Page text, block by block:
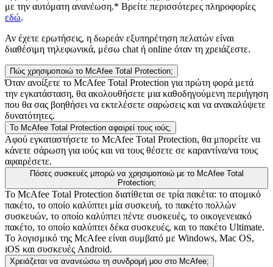
με την αυτόματη ανανέωση.* Βρείτε περισσότερες πληροφορίες
εδώ.
Αν έχετε ερωτήσεις, η δωρεάν εξυπηρέτηση πελατών είναι
διαθέσιμη τηλεφωνικά, μέσω chat ή online όταν τη χρειάζεστε.
Πώς χρησιμοποιώ το McAfee Total Protection;
Όταν ανοίξετε το McAfee Total Protection για πρώτη φορά μετά
την εγκατάσταση, θα ακολουθήσετε μια καθοδηγούμενη περιήγηση
που θα σας βοηθήσει να εκτελέσετε σαρώσεις και να ανακαλύψετε
δυνατότητες.
Το McAfee Total Protection αφαιρεί τους ιούς;
Αφού εγκαταστήσετε το McAfee Total Protection, θα μπορείτε να
κάνετε σάρωση για ιούς και να τους θέσετε σε καραντίνα/να τους
αφαιρέσετε.
Πόσες συσκευές μπορώ να χρησιμοποιώ με το McAfee Total
Protection;
Το McAfee Total Protection διατίθεται σε τρία πακέτα: το ατομικό
πακέτο, το οποίο καλύπτει μία συσκευή, το πακέτο πολλών
συσκευών, το οποίο καλύπτει πέντε συσκευές, το οικογενειακό
πακέτο, το οποίο καλύπτει δέκα συσκευές, και το πακέτο Ultimate.
Το λογισμικό της McAfee είναι συμβατό με Windows, Mac OS,
iOS και συσκευές Android.
Χρειάζεται να ανανεώσω τη συνδρομή μου στο McAfee;